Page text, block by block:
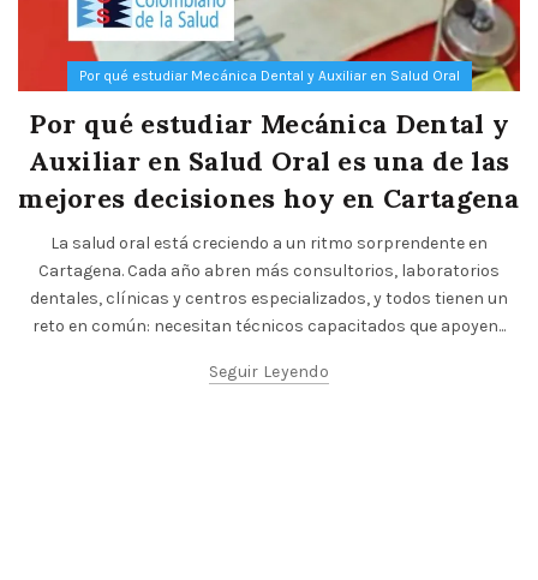
Por qué estudiar Mecánica Dental y Auxiliar en Salud Oral
Por qué estudiar Mecánica Dental y
Auxiliar en Salud Oral es una de las
mejores decisiones hoy en Cartagena
La salud oral está creciendo a un ritmo sorprendente en
Cartagena. Cada año abren más consultorios, laboratorios
dentales, clínicas y centros especializados, y todos tienen un
reto en común: necesitan técnicos capacitados que apoyen...
Seguir Leyendo